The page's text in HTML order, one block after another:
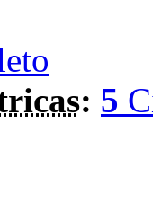
: 5